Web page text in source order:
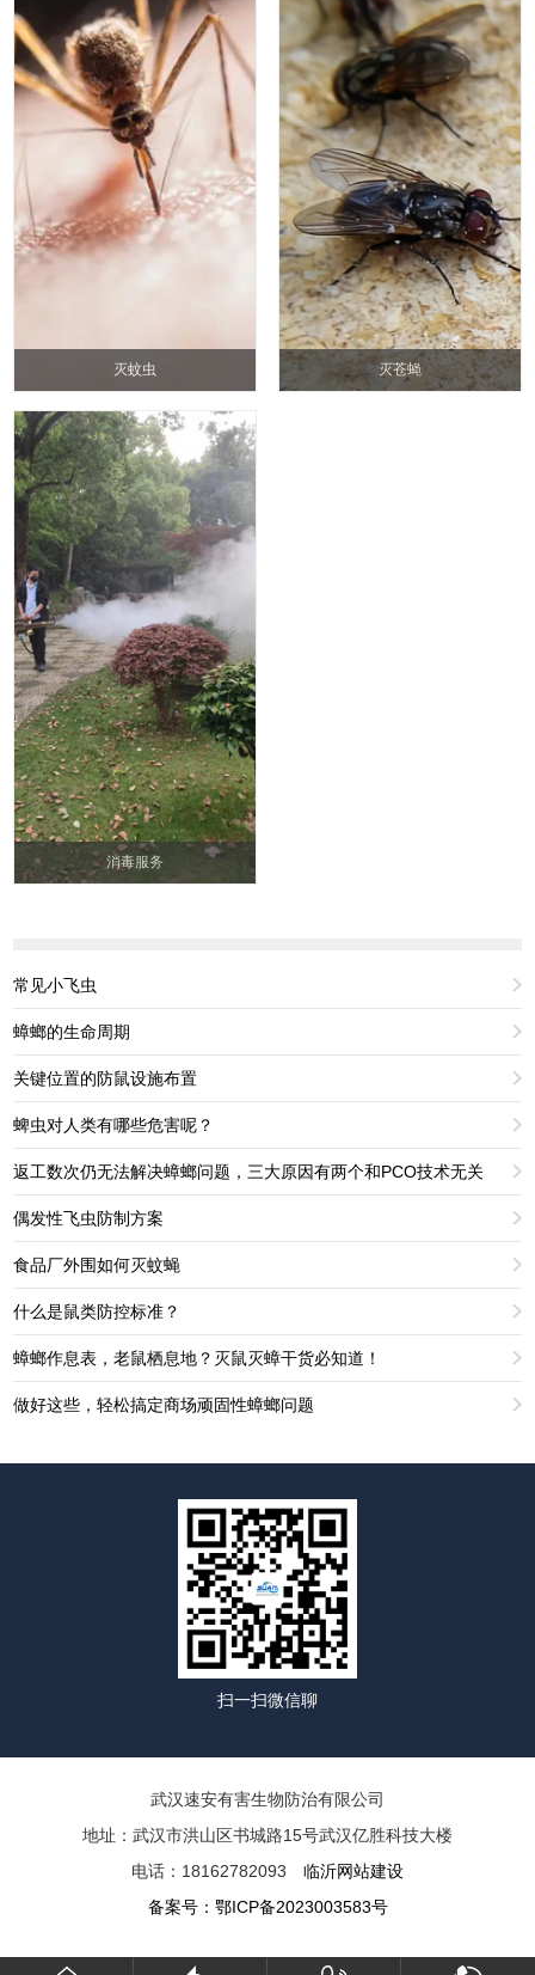
灭蚊虫 灭苍蝇
消毒服务
常见小飞虫
蟑螂的生命周期
关键位置的防鼠设施布置
蜱虫对人类有哪些危害呢？
返工数次仍无法解决蟑螂问题，三大原因有两个和PCO技术无关
偶发性飞虫防制方案
食品厂外围如何灭蚊蝇
什么是鼠类防控标准？
蟑螂作息表，老鼠栖息地？灭鼠灭蟑干货必知道！
做好这些，轻松搞定商场顽固性蟑螂问题
扫一扫微信聊
武汉速安有害生物防治有限公司
地址：武汉市洪山区书城路15号武汉亿胜科技大楼
电话：18162782093 临沂网站建设
备案号： 鄂ICP备2023003583号